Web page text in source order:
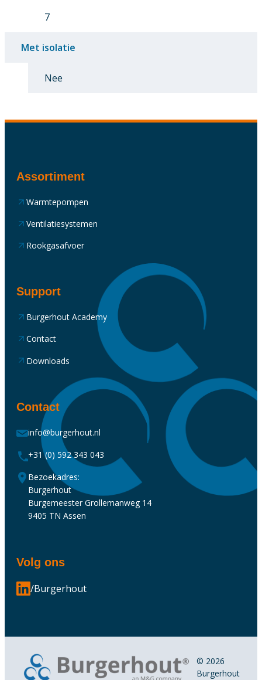
7
Met isolatie
Nee
Assortiment
Warmtepompen
Ventilatiesystemen
Rookgasafvoer
Support
Burgerhout Academy
Contact
Downloads
Contact
info@burgerhout.nl
+31 (0) 592 343 043
Bezoekadres:
Burgerhout
Burgemeester Grollemanweg 14
9405 TN Assen
Volg ons
/Burgerhout
© 2026
Burgerhout